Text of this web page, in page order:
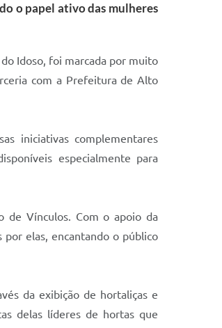
o papel ativo das mulheres
Idoso, foi marcada por muito
com a Prefeitura de Alto
iniciativas complementares
especialmente para
de Vínculos. Com o apoio da
por elas, encantando o público
da exibição de hortaliças e
delas líderes de hortas que